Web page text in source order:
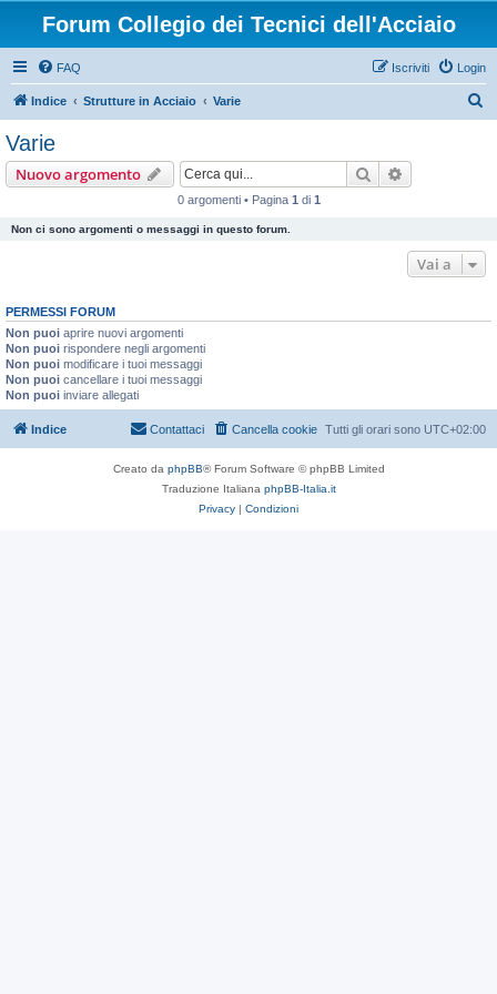
Forum Collegio dei Tecnici dell'Acciaio
FAQ Login
Iscriviti
Indice Strutture in Acciaio Varie
Varie
Nuovo argomento Cerca
0 argomenti • Pagina 1 di 1
Non ci sono argomenti o messaggi in questo forum.
Vai a
PERMESSI FORUM
Non puoi aprire nuovi argomenti
Non puoi rispondere negli argomenti
Non puoi modificare i tuoi messaggi
Non puoi cancellare i tuoi messaggi
Non puoi inviare allegati
Indice Tutti gli orari sono UTC+02:00
Cancella cookie
Contattaci
Creato da phpBB® Forum Software © phpBB Limited
Traduzione Italiana phpBB-Italia.it
Privacy | Condizioni